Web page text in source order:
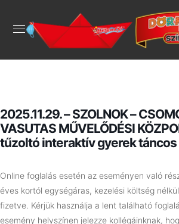
2025.11.29. – SZOLNOK –
VASUTAS MŰVELŐDÉSI
tűzoltó interaktív gyerek táncos
Online foglalás esetén az eseményen való
éves kortól egységáras, kezelési költség
fizetve. Kérjük használja a lent található
esemény helyszínen jelezze kollégáinknak,